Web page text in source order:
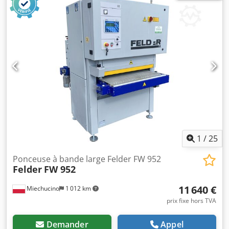
2007 - Patin combiné PARAMÈTRES TECHNIQUES : - Largeur
de ponçage : 950 mm - Hauteur de ponçage : 4-170 mm -
Puissance moteur : 11 kW Codpfx Acoxdxfqj Tjrf - 1er
agrégat : arbre en acier avec appui pneumatique -
Diamètre de l'arbre : 110 mm - 2ème agrégat : patin
combiné - Appui pneumatique de l'arbre en caoutchouc :
78 Shore - Patin avec appui pneumatique - Oscillation
pneumatique - Soufflage sur les bandes - Réglage
électrique de la hauteur - Deux vitesses de bande : 8,3 m/s
et 16 m/s - Positionnement électronique de la hauteur de
ponçage - Vitesse d'avance réglable en continu : de 4 à 20
m/min - Longueur minimale du matériau : 500 mm -
Diamètre de la buse : 2 x 140 mm - Dimensions de la
machine (L/l/H) : 150 x 180 x 210 cm - Poids : ~ 1010 kg
1 /25
Miechucino 1 012 km
Ponceuse à bande large Felder FW 952
Felder FW 952
11 640 €
prix fixe hors TVA
Demander Appel